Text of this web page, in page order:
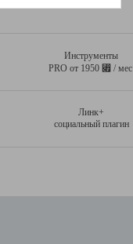
Инструменты
PRO от 1950 ⃏ / мес.
Линк+
социальный плагин